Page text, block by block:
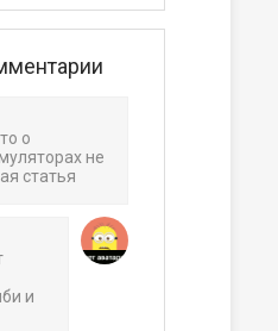
о
не
статья
и